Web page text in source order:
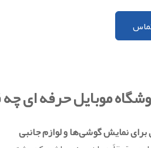
موبایل حرفه ای چه
نمایش گوشی‌ها و لوازم جانبی